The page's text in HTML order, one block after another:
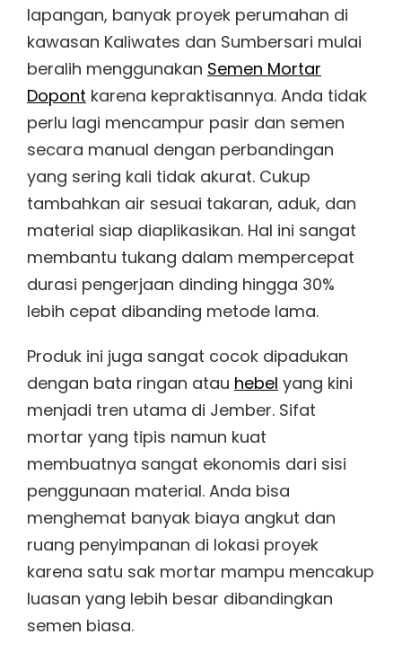
lapangan, banyak proyek perumahan di
kawasan Kaliwates dan Sumbersari mulai
beralih menggunakan Semen Mortar
Dopont karena kepraktisannya. Anda tidak
perlu lagi mencampur pasir dan semen
secara manual dengan perbandingan
yang sering kali tidak akurat. Cukup
tambahkan air sesuai takaran, aduk, dan
material siap diaplikasikan. Hal ini sangat
membantu tukang dalam mempercepat
durasi pengerjaan dinding hingga 30%
lebih cepat dibanding metode lama.
Produk ini juga sangat cocok dipadukan
dengan bata ringan atau hebel yang kini
menjadi tren utama di Jember. Sifat
mortar yang tipis namun kuat
membuatnya sangat ekonomis dari sisi
penggunaan material. Anda bisa
menghemat banyak biaya angkut dan
ruang penyimpanan di lokasi proyek
karena satu sak mortar mampu mencakup
luasan yang lebih besar dibandingkan
semen biasa.